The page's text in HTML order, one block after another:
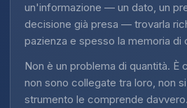
un'informazione — un dato, un
decisione già presa — trovarla
pazienza e spesso la memoria di
Non è un problema di quantità. È
non sono collegate tra loro, non
strumento le comprende